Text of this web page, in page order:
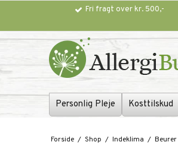
Fri fragt over kr. 500,-
Personlig Pleje Kosttilskud
Forside / Shop / Indeklima /